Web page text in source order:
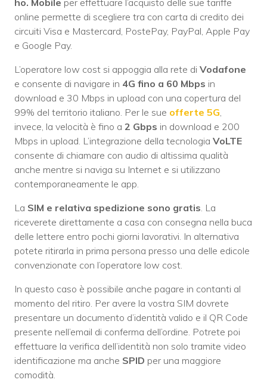
ho. Mobile per effettuare l’acquisto delle sue tariffe
online permette di scegliere tra con carta di credito dei
circuiti Visa e Mastercard, PostePay, PayPal, Apple Pay
e Google Pay.
L’operatore low cost si appoggia alla rete di Vodafone
e consente di navigare in 4G fino a 60 Mbps in
download e 30 Mbps in upload con una copertura del
99% del territorio italiano. Per le sue offerte 5G,
invece, la velocità è fino a 2 Gbps in download e 200
Mbps in upload. L’integrazione della tecnologia VoLTE
consente di chiamare con audio di altissima qualità
anche mentre si naviga su Internet e si utilizzano
contemporaneamente le app.
La SIM e relativa spedizione sono gratis. La
riceverete direttamente a casa con consegna nella buca
delle lettere entro pochi giorni lavorativi. In alternativa
potete ritirarla in prima persona presso una delle edicole
convenzionate con l’operatore low cost.
In questo caso è possibile anche pagare in contanti al
momento del ritiro. Per avere la vostra SIM dovrete
presentare un documento d’identità valido e il QR Code
presente nell’email di conferma dell’ordine. Potrete poi
effettuare la verifica dell’identità non solo tramite video
identificazione ma anche SPID per una maggiore
comodità.